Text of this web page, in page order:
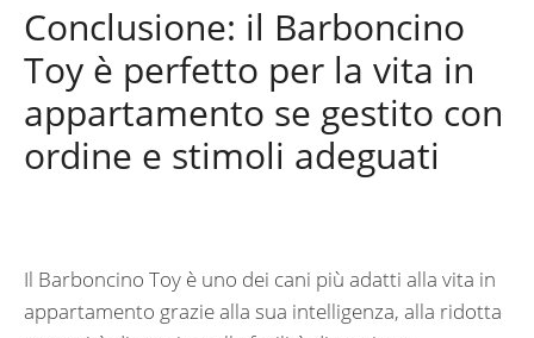
Conclusione: il Barboncino
Toy è perfetto per la vita in
appartamento se gestito con
ordine e stimoli adeguati
Il Barboncino Toy è uno dei cani più adatti alla vita in
appartamento grazie alla sua intelligenza, alla ridotta